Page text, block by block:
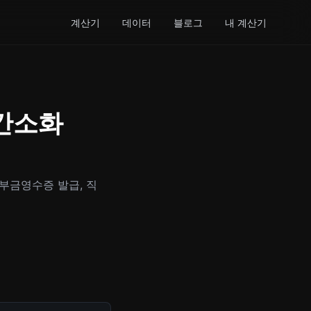
계산기 데이터 블로그 내 계산기
소화
금영수증 발급, 직